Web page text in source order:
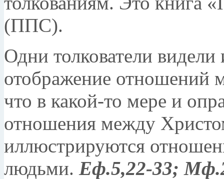
(ППС).
Одни толкователи видели
отображение отношений
что в какой-то мере и
отношения между
иллюстрируются
людьми. Еф.5,22-33;